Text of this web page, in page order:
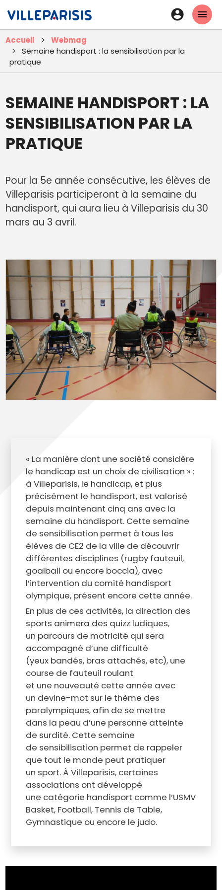
contenu
En-
tête
-
Accueil
Webmag
Semaine handisport : la sensibilisation par la
pratique
SEMAINE HANDISPORT : LA
SENSIBILISATION PAR LA
PRATIQUE
Pour la 5e année consécutive, les élèves de
Villeparisis participeront à la semaine du
handisport, qui aura lieu à Villeparisis du 30
mars au 3 avril.
« La manière dont une société considère
le handicap est un choix de civilisation » :
à Villeparisis, le handicap, et plus
précisément le handisport, est valorisé
depuis maintenant cinq ans avec la
semaine du handisport. Cette semaine
de sensibilisation permet à tous les
élèves de CE2 de la ville de découvrir
différentes disciplines (rugby fauteuil,
goalball ou encore boccia), avec
l’intervention du comité handisport
olympique, présent encore cette année.
En plus de ces activités, la direction des
sports animera des quizz ludiques,
un parcours de motricité qui sera
accompagné d’une difficulté
(yeux bandés, bras attachés, etc), une
course de fauteuil roulant
et une nouveauté cette année avec
un devine-mot sur le thème des
paralympiques, afin de se mettre
dans la peau d’une personne atteinte
de surdité. Cette semaine
de sensibilisation permet de rappeler
que tout le monde peut pratiquer
un sport. À Villeparisis, certaines
associations ont développé
une catégorie handisport comme l’USMV
Basket, Football, Tennis de Table,
Gymnastique ou encore le judo.